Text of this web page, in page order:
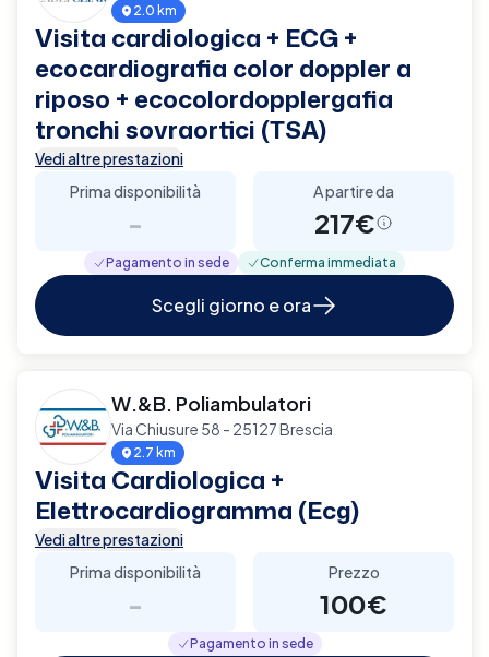
2.0 km
Visita cardiologica + ECG +
ecocardiografia color doppler a
riposo + ecocolordopplergafia
tronchi sovraortici (TSA)
Vedi altre prestazioni
Prima disponibilità
-
A partire da
217€
Pagamento in sede Conferma immediata
Scegli giorno e ora
W.&B. Poliambulatori
Via Chiusure 58 - 25127 Brescia
2.7 km
Visita Cardiologica +
Elettrocardiogramma (Ecg)
Vedi altre prestazioni
Prima disponibilità
-
Prezzo
100€
Pagamento in sede